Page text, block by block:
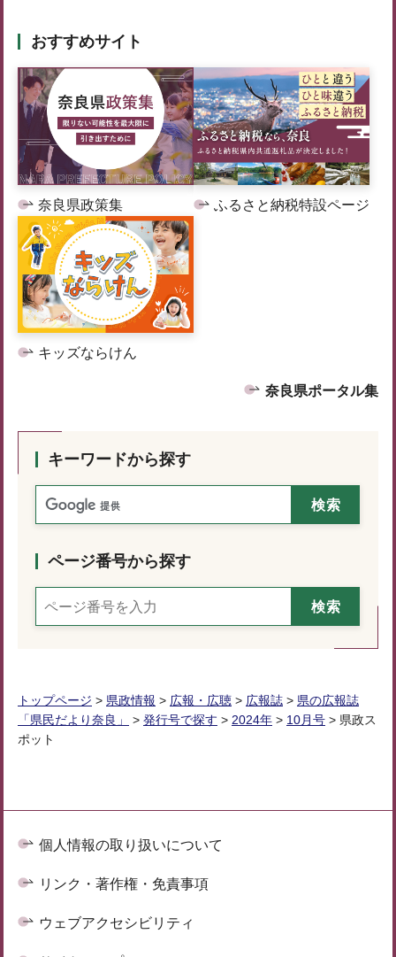
おすすめサイト
奈良県政策集 ふるさと納税特設ページ
キッズならけん
奈良県ポータル集
キーワードから探す
ページ番号から探す
トップページ > 県政情報 > 広報・広聴 > 広報誌 > 県の広報誌
「県民だより奈良」
> 発行号で探す > 2024年 > 10月号 > 県政ス
ポット
個人情報の取り扱いについて
リンク・著作権・免責事項
ウェブアクセシビリティ